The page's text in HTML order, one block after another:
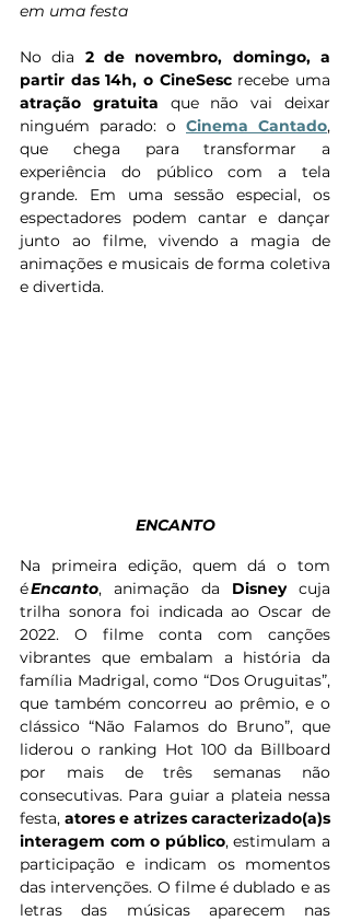
em uma festa
No dia 2 de novembro, domingo, a
partir das 14h, o CineSesc
atração gratuita que não vai deixar
ninguém parado: o Cinema Cantado,
que chega para transformar a
experiência do público com a tela
grande. Em uma sessão especial, os
espectadores podem cantar e dançar
junto ao filme, vivendo a magia de
animações e musicais de forma coletiva
e divertida.
ENCANTO
Na primeira edição, quem dá o tom
é Encanto, animação da Disney cuja
trilha sonora foi indicada ao Oscar de
2022. O filme conta com canções
vibrantes que embalam a história da
família Madrigal, como “Dos Oruguitas”,
que também concorreu ao prêmio, e o
clássico “Não Falamos do Bruno”, que
liderou o ranking Hot 100 da Billboard
por mais de três semanas não
consecutivas. Para guiar a plateia nessa
festa, atores e atrizes caracterizado(a)s
interagem com o público, estimulam a
participação e indicam os momentos
das intervenções. O filme é dublado e as
letras das músicas aparecem nas